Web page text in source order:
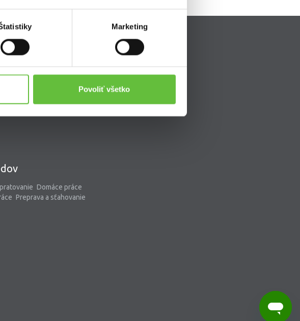
Marketing
Povoliť všetko
s.r.o.
Domáce práce
Preprava a sťahovanie
Pripojte sa k nám